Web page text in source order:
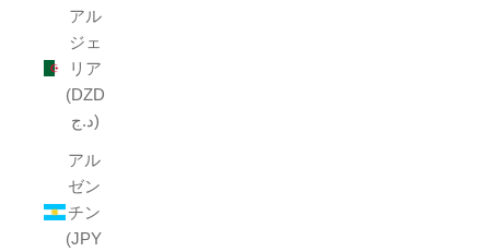
アル
ジェ
リア
(DZD
د.ج)
アル
ゼン
チン
(JPY